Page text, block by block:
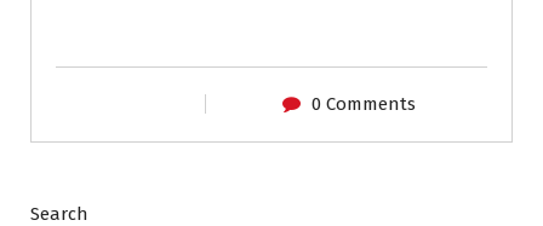
0 Comments
Search